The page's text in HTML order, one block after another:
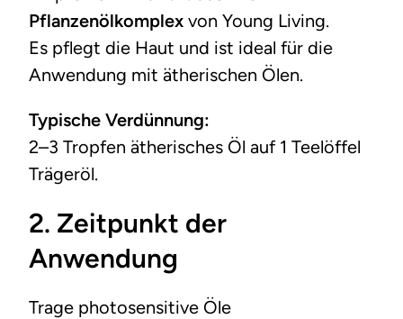
Pflanzenölkomplex von Young Living.
Es pflegt die Haut und ist ideal für die
Anwendung mit ätherischen Ölen.
Typische Verdünnung:
2–3 Tropfen ätherisches Öl auf 1 Teelöffel
Trägeröl.
2. Zeitpunkt der
Anwendung
Trage photosensitive Öle